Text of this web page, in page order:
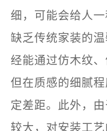
细，可能会给人一
缺乏传统家装的
经能通过仿木纹、
但在质感的细腻
定差距。此外，
较大，对安装工